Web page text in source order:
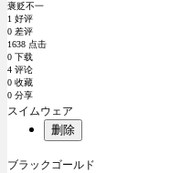
褒贬不一
1 好评
0 差评
1638 点击
0 下载
4 评论
0 收藏
0 分享
スイムウェア
删除
ブラックゴールド